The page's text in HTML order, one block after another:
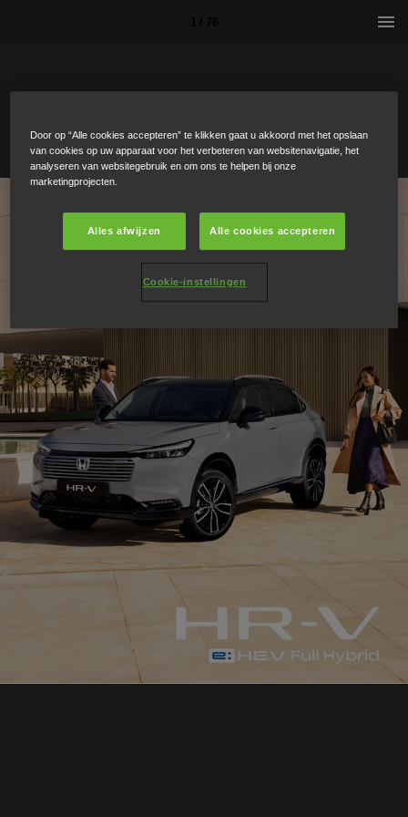
Door op “Alle cookies accepteren” te klikken gaat u akkoord met het opslaan
van cookies op uw apparaat voor het verbeteren van websitenavigatie, het
analyseren van websitegebruik en om ons te helpen bij onze
marketingprojecten.
Alles afwijzen Alle cookies accepteren
Cookie-instellingen